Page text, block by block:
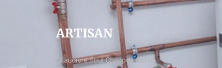
ARTISAN
chaudière fioul Chappee Guise